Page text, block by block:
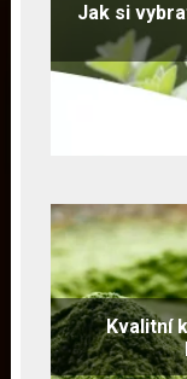
Jak si
Kvalitní